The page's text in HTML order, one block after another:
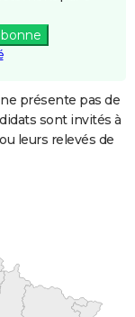
présente pas de
sont invités à
leurs relevés de